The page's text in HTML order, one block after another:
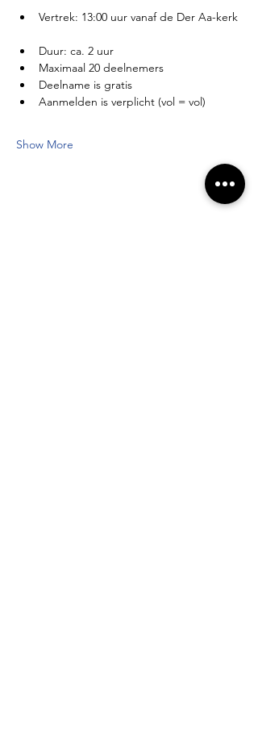
Vertrek: 13:00 uur vanaf de Der Aa-kerk
Duur: ca. 2 uur
Maximaal 20 deelnemers
Deelname is gratis
Aanmelden is verplicht (vol = vol)
Show More